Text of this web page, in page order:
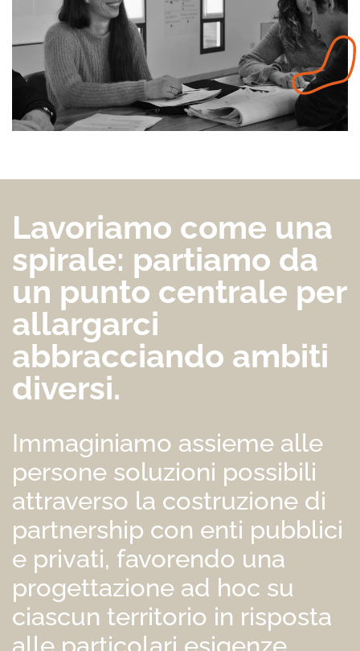
Lavoriamo come una
spirale: partiamo da
un punto centrale per
allargarci
abbracciando ambiti
diversi.
Immaginiamo assieme alle
persone soluzioni possibili
attraverso la costruzione di
partnership con enti pubblici
e privati, favorendo una
progettazione ad hoc su
ciascun territorio in risposta